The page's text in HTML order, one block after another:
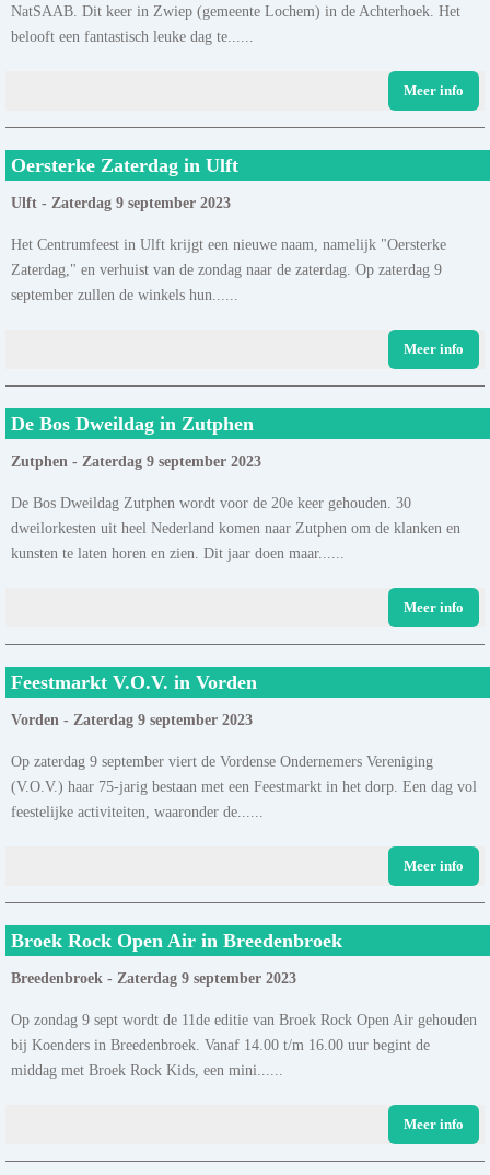
NatSAAB. Dit keer in Zwiep (gemeente Lochem) in de Achterhoek. Het
belooft een fantastisch leuke dag te......
Meer info
Oersterke Zaterdag in Ulft
Ulft - Zaterdag 9 september 2023
Het Centrumfeest in Ulft krijgt een nieuwe naam, namelijk "Oersterke
Zaterdag," en verhuist van de zondag naar de zaterdag. Op zaterdag 9
september zullen de winkels hun......
Meer info
De Bos Dweildag in Zutphen
Zutphen - Zaterdag 9 september 2023
De Bos Dweildag Zutphen wordt voor de 20e keer gehouden. 30
dweilorkesten uit heel Nederland komen naar Zutphen om de klanken en
kunsten te laten horen en zien. Dit jaar doen maar......
Meer info
Feestmarkt V.O.V. in Vorden
Vorden - Zaterdag 9 september 2023
Op zaterdag 9 september viert de Vordense Ondernemers Vereniging
(V.O.V.) haar 75-jarig bestaan met een Feestmarkt in het dorp. Een dag vol
feestelijke activiteiten, waaronder de......
Meer info
Broek Rock Open Air in Breedenbroek
Breedenbroek - Zaterdag 9 september 2023
Op zondag 9 sept wordt de 11de editie van Broek Rock Open Air gehouden
bij Koenders in Breedenbroek. Vanaf 14.00 t/m 16.00 uur begint de
middag met Broek Rock Kids, een mini......
Meer info